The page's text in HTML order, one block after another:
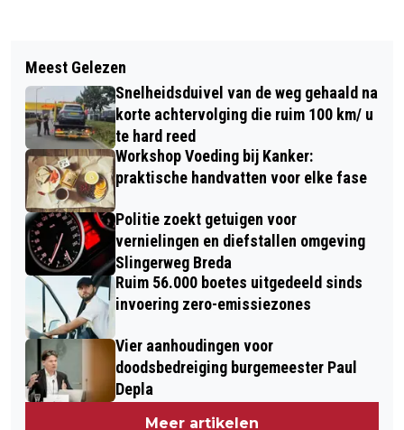
DE LUISTERLIJN IN BREDA ZOEKT
EXTRA OREN
TOP! TIEN ACTIES VOOR DIEREN
VANUIT GEMEENTE BREDA
Meest Gelezen
Snelheidsduivel van de weg gehaald na
korte achtervolging die ruim 100 km/ u
te hard reed
Workshop Voeding bij Kanker:
praktische handvatten voor elke fase
Politie zoekt getuigen voor
vernielingen en diefstallen omgeving
Slingerweg Breda
Ruim 56.000 boetes uitgedeeld sinds
invoering zero-emissiezones
Vier aanhoudingen voor
doodsbedreiging burgemeester Paul
Depla
Meer artikelen